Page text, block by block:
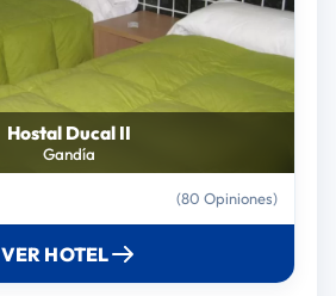
Hostal Ducal II
Gandía
(80 Opiniones)
VER HOTEL